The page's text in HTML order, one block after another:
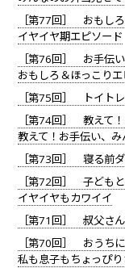
［第77回］ おもし
イヤイヤ期エピソード
［第76回］ お手伝
おもしろ＆ほっこり
［第75回］ トイト
［第74回］ 教えて
教えて！お手伝い、
［第73回］ 寝る前
［第72回］ 子ども
イヤイヤもカワイイ
［第71回］ 叔父さ
［第70回］ おうちに
私も息子もちょっぴ